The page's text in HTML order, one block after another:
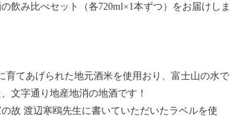
飲み比べセット（各720ml×1本ずつ）をお届けしま
育てあげられた地元酒米を使用おり、富士山の水で
文字通り地産地消の地酒です！
故 渡辺寒鴎先生に書いていただいたラベルを使